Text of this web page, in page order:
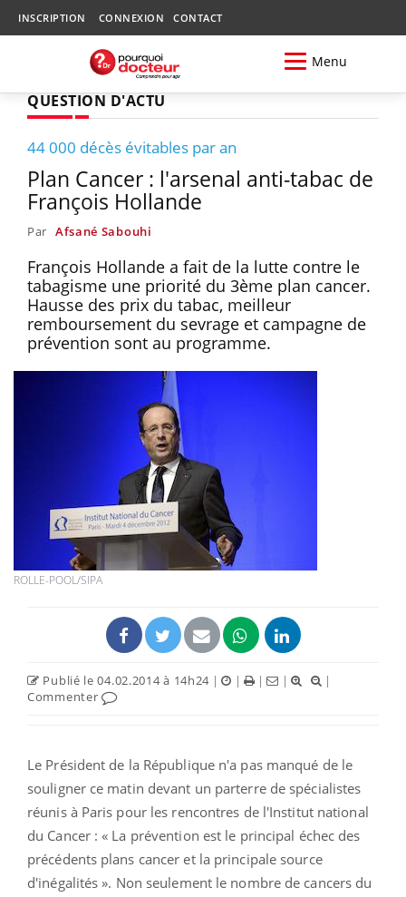
INSCRIPTION CONNEXION CONTACT
Menu
QUESTION D'ACTU
44 000 décès évitables par an
Plan Cancer : l'arsenal anti-tabac de
François Hollande
Par Afsané Sabouhi
François Hollande a fait de la lutte contre le
tabagisme une priorité du 3ème plan cancer.
Hausse des prix du tabac, meilleur
remboursement du sevrage et campagne de
prévention sont au programme.
ROLLE-POOL/SIPA
Publié le 04.02.2014 à 14h24 | | | |
|
Commenter
Le Président de la République n'a pas manqué de le
souligner ce matin devant un parterre de spécialistes
réunis à Paris pour les rencontres de l'Institut national
du Cancer : « La prévention est le principal échec des
précédents plans cancer et la principale source
d'inégalités ». Non seulement le nombre de cancers du